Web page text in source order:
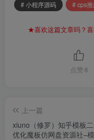
# 小程序源码
# cps
★喜欢这篇文章吗？
点赞 8
上一篇
xiuno（修罗）知乎模板
优化魔板仿网盘资源社–